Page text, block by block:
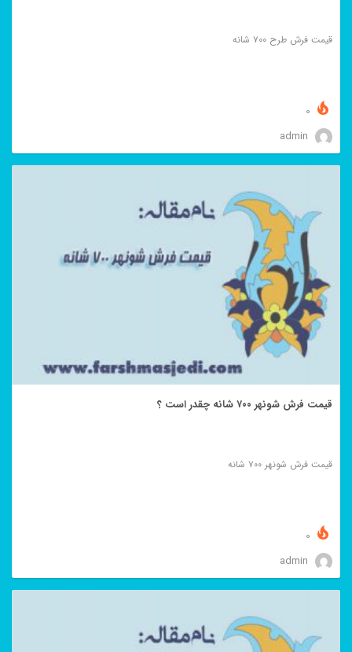
قیمت فرش طرح ۷۰۰ شانه
admin
قیمت فرش شونهر ۷۰۰ شانه چقدر است ؟
قیمت فرش شونهر ۷۰۰ شانه
admin